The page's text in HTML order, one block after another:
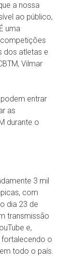
a nossa
ao público,
uma
dos atletas e
Vilmar
entrar
as
durante o
3 mil
com
dia 23 de
transmissão
e,
fortalecendo o
todo o país.